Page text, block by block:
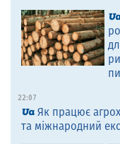
22:07
Як працює
та міжнародний